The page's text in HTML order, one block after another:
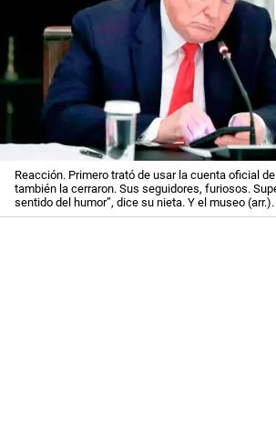
Reacción. Primero trató de usar la cuenta oficial
también la cerraron. Sus seguidores, furiosos.
sentido del humor”, dice su nieta. Y el museo